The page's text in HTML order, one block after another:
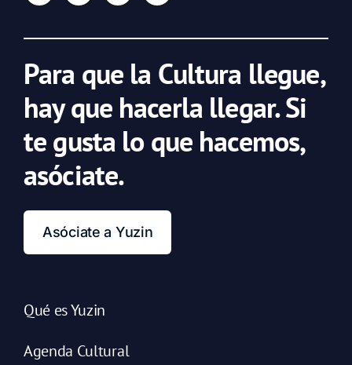
Para que la Cultura llegue,
hay que hacerla llegar. Si
te gusta lo que hacemos,
asóciate.
Asóciate a Yuzin
Qué es Yuzin
Agenda Cultural